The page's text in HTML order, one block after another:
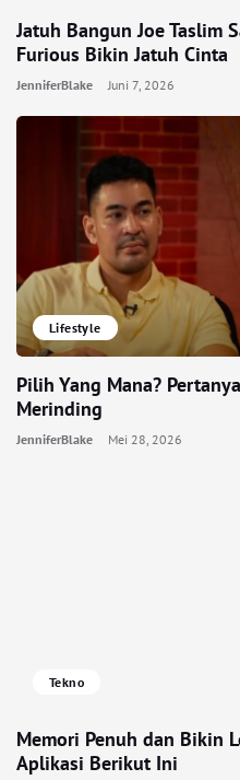
Jatuh Bangun Joe Taslim
Furious Bikin Jatuh Cinta
JenniferBlake Juni 7, 2026
Lifestyle
Pilih Yang Mana?
Merinding
JenniferBlake Mei 28, 2026
Tekno
Memori Penuh dan Bikin
Aplikasi Berikut Ini